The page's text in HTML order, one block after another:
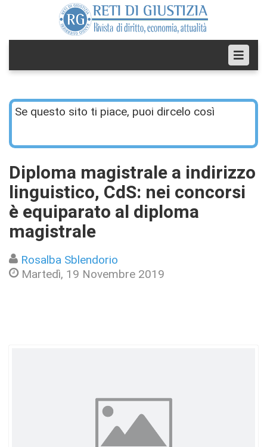
Se questo sito ti piace, puoi dircelo così
Diploma magistrale a indirizzo
linguistico, CdS: nei concorsi
è equiparato al diploma
magistrale
Rosalba Sblendorio
Martedì, 19 Novembre 2019